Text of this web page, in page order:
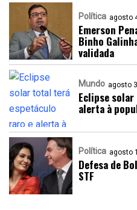
Política agosto
Emerson
Binho
validada
Mundo agosto
Eclipse
alerta à
Política agosto
Defesa de
STF